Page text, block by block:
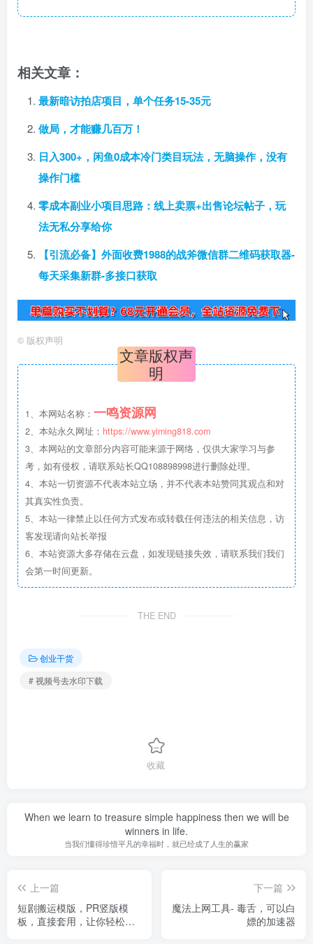
相关文章：
最新暗访拍店项目，单个任务15-35元
做局，才能赚几百万！
日入300+，闲鱼0成本冷门类目玩法，无脑操作，没有
操作门槛
零成本副业小项目思路：线上卖票+出售论坛帖子，玩
法无私分享给你
【引流必备】外面收费1988的战斧微信群二维码获取器-
每天采集新群-多接口获取
© 版权声明
文章版权声
明
1、本网站名称： 一鸣资源网
2、本站永久网址： https://www.yiming818.com
3、本网站的文章部分内容可能来源于网络，仅供大家学习与参
考，如有侵权，请联系站长QQ108898998进行删除处理。
4、本站一切资源不代表本站立场，并不代表本站赞同其观点和对
其真实性负责。
5、本站一律禁止以任何方式发布或转载任何违法的相关信息，访
客发现请向站长举报
6、本站资源大多存储在云盘，如发现链接失效，请联系我们我们
会第一时间更新。
THE END
创业干货
# 视频号去水印下载
收藏
When we learn to treasure simple happiness then we will be
winners in life.
当我们懂得珍惜平凡的幸福时，就已经成了人生的赢家
上一篇
短剧搬运模版，PR竖版模
板，直接套用，让你轻松过
下一篇
魔法上网工具- 毒舌，可以白
嫖的加速器